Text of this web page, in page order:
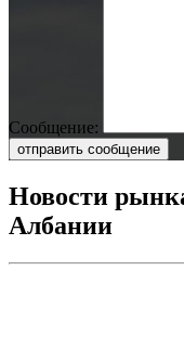
Сообщение:
отправить сообщение
Новости
Албании